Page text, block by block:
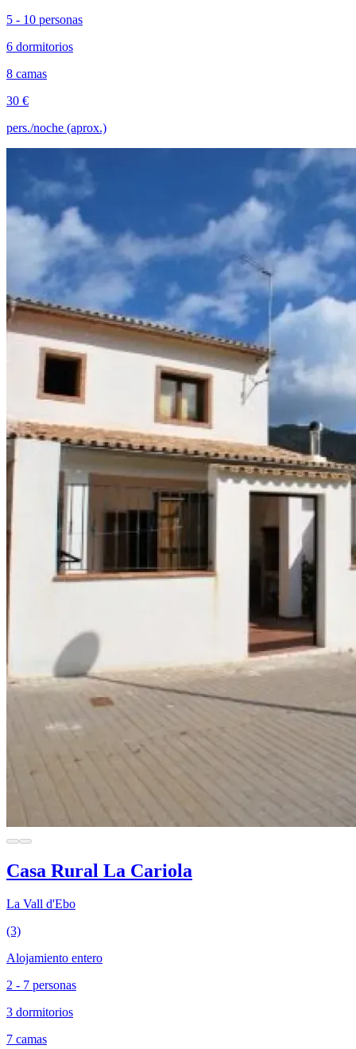
5 - 10 personas
6 dormitorios
8 camas
30 €
pers./noche (aprox.)
Casa Rural La Cariola
La Vall d'Ebo
(3)
Alojamiento entero
2 - 7 personas
3 dormitorios
7 camas